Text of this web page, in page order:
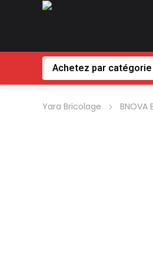
Achetez par catégorie
Yara Bricolage BNOVA